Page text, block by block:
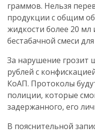
граммов. Нельзя
продукции с общим
жидкости более 20 мл
бестабачной смеси
За нарушение грозит
рублей с
КоАП. Протоколы
полиции, которые
задержанного, его
В пояснительной